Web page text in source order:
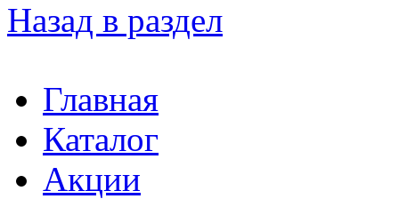
Назад в раздел
Главная
Каталог
Акции